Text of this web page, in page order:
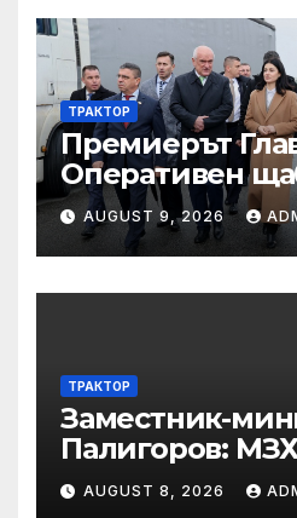
ТРАКТОР
Премиерът
Оперативен
реорганизира
по границата,
готови за
AUGUST 9, 2026
ТРАКТОР
Заместник-
Палигоров:
предприема
мерки за
AUGUST 8, 2026